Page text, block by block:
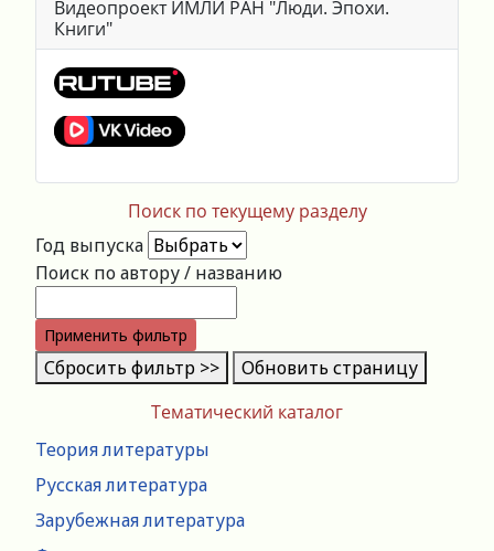
Тематический каталог
Теория литературы
Русская литература
Зарубежная литература
Видеопроект ИМЛИ РАН "Люди. Эпохи.
Книги"
Поиск по текущему разделу
Год выпуска
Поиск по автору / названию
Применить фильтр
Сбросить фильтр >> Обновить страницу